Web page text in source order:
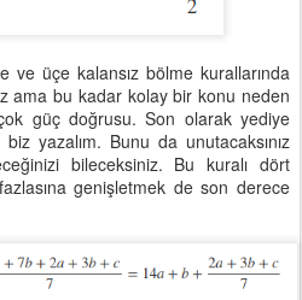
ve üçe kalansız bölme kurallarında
ama bu kadar kolay bir konu neden
güç doğrusu. Son olarak yediye
yazalım. Bunu da unutacaksınız
bileceksiniz. Bu kuralı dört
genişletmek de son derece